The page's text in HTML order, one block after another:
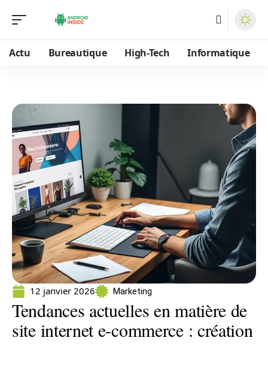
Actu Bureautique High-Tech Informatique
12 janvier 2026 Marketing
Tendances actuelles en matière de
site internet e-commerce : création